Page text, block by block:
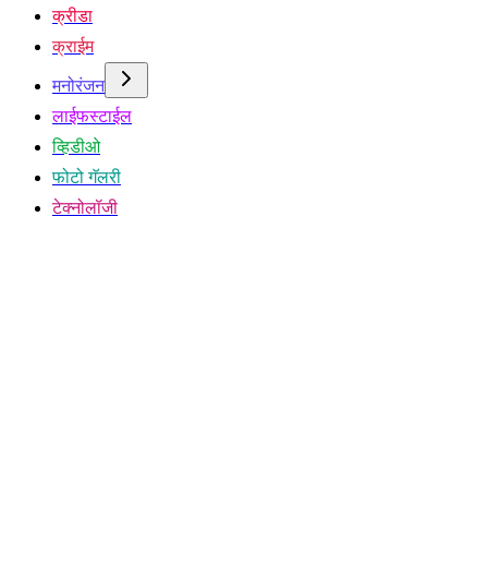
क्रीडा
क्राईम
मनोरंजन
लाईफस्टाईल
व्हिडीओ
फोटो गॅलरी
टेक्नोलॉजी